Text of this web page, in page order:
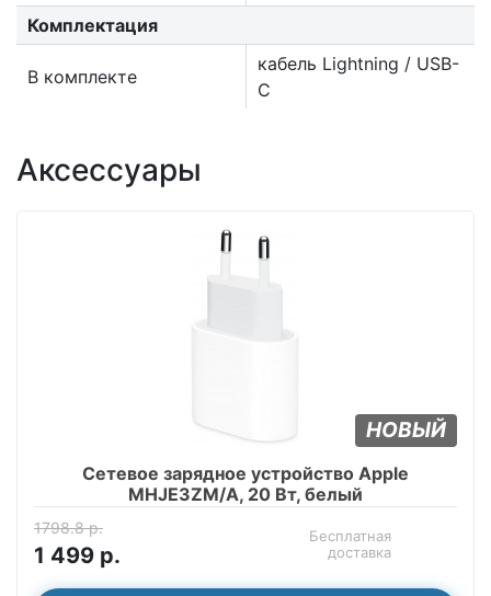
Комплектация
В комплекте
кабель Lightning / USB-
C
Аксессуары
НОВЫЙ
Сетевое зарядное устройство Apple
MHJE3ZM/A, 20 Вт, белый
1798.8 р.
1 499 р.
Бесплатная
доставка